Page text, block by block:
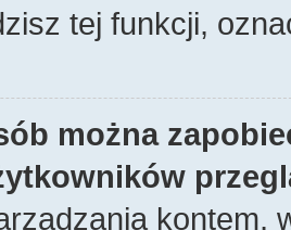
tej funkcji,
można
kontem,